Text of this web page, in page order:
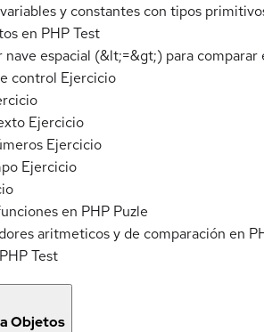
y constantes con tipos
en PHPTest
nave espacial (&lt;=&gt;) para comparar
control Ejercicio
Ejercicio
Ejercicio
Ejercicio
en PHP Puzle
aritmeticos y de comparación en
Test
Objetos